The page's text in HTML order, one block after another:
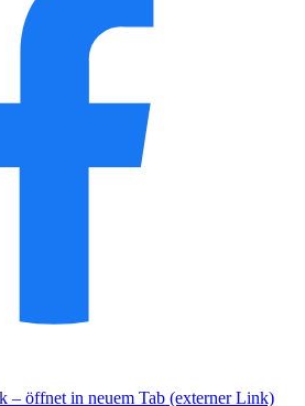
– öffnet in neuem Tab (externer Link)